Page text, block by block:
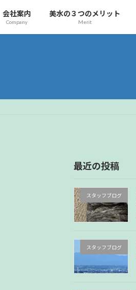
会社案内
Company
美水の３つのメリット
Merit
最近の投稿
スタッフブログ
スタッフブログ